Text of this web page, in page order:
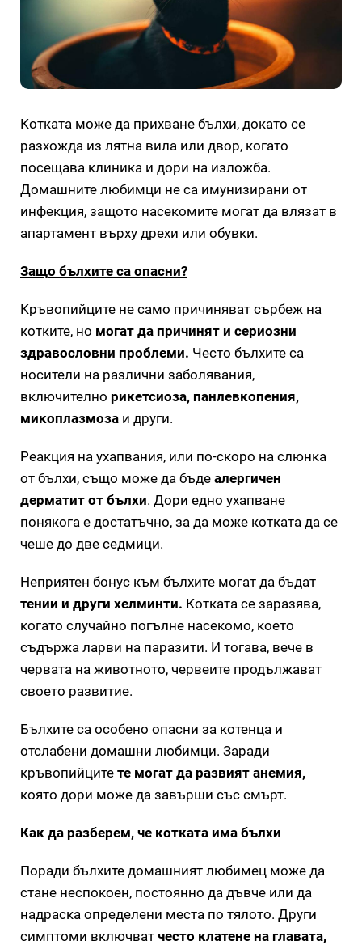
Котката може да прихване бълхи, докато се
разхожда из лятна вила или двор, когато
посещава клиника и дори на изложба.
Домашните любимци не са имунизирани от
инфекция, защото насекомите могат да влязат в
апартамент върху дрехи или обувки.
Защо бълхите са опасни?
Кръвопийците не само причиняват сърбеж на
котките, но могат да причинят и сериозни
здравословни проблеми. Често бълхите са
носители на различни заболявания,
включително рикетсиоза, панлевкопения,
микоплазмоза и други.
Реакция на ухапвания, или по-скоро на слюнка
от бълхи, също може да бъде алергичен
дерматит от бълхи. Дори едно ухапване
понякога е достатъчно, за да може котката да се
чеше до две седмици.
Неприятен бонус към бълхите могат да бъдат
тении и други хелминти. Котката се заразява,
когато случайно погълне насекомо, което
съдържа ларви на паразити. И тогава, вече в
червата на животното, червеите продължават
своето развитие.
Бълхите са особено опасни за котенца и
отслабени домашни любимци. Заради
кръвопийците те могат да развият анемия,
която дори може да завърши със смърт.
Как да разберем, че котката има бълхи
Поради бълхите домашният любимец може да
стане неспокоен, постоянно да дъвче или да
надраска определени места по тялото. Други
симптоми включват често клатене на главата,